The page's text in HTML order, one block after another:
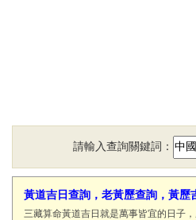
請輸入查詢關鍵詞：
黃道吉日查詢，老黃歷查詢，黃歷
三藏算命黃道吉日就是萬事皆宜的日子